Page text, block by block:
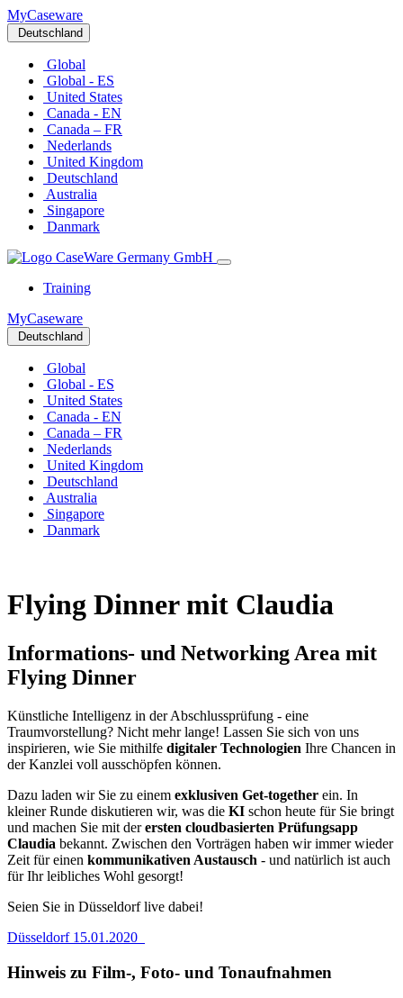
MyCaseware
Deutschland
Global
Global - ES
United States
Canada - EN
Canada – FR
Nederlands
United Kingdom
Deutschland
Australia
Singapore
Danmark
Training
MyCaseware
Deutschland
Global
Global - ES
United States
Canada - EN
Canada – FR
Nederlands
United Kingdom
Deutschland
Australia
Singapore
Danmark
Flying Dinner mit Claudia
Informations- und Networking Area mit
Flying Dinner
Künstliche Intelligenz in der Abschlussprüfung - eine
Traumvorstellung? Nicht mehr lange! Lassen Sie sich von uns
inspirieren, wie Sie mithilfe digitaler Technologien Ihre Chancen in
der Kanzlei voll ausschöpfen können.
Dazu laden wir Sie zu einem exklusiven Get-together ein. In
kleiner Runde diskutieren wir, was die KI schon heute für Sie bringt
und machen Sie mit derersten cloudbasierten Prüfungsapp
Claudia bekannt. Zwischen den Vorträgen haben wir immer wieder
Zeit für einen kommunikativen Austausch - und natürlich ist auch
für Ihr leibliches Wohl gesorgt!
Seien Sie in Düsseldorf live dabei!
Düsseldorf 15.01.2020
Hinweis zu Film-, Foto- und Tonaufnahmen